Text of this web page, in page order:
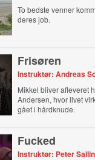
To bedste venner
deres job.
Frisøren
Instruktør: Andreas
Mikkel bliver afleveret
Andersen, hvor livet
gået i hårdknude.
Fucked
Instruktør: Peter